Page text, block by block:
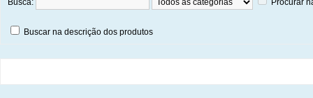
Busca: Procurar
Buscar na descrição dos produtos